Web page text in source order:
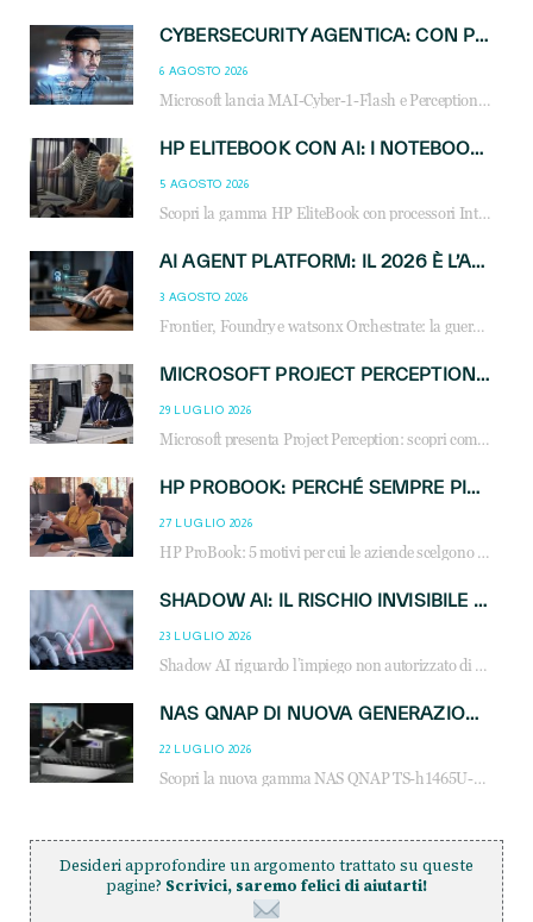
CYBERSECURITY AGENTICA: CON PERCEPTION E MAI-CYBER-1-FLASH MICROSOFT APRE NUOVI SERVIZI PER IL CANALE
6 AGOSTO 2026
Microsoft lancia MAI-Cyber-1-Flash e Perception: cybersecurity agentica in preview dal 3 novembre. Cosa cambia per MSP, system integrator e reseller.
HP ELITEBOOK CON AI: I NOTEBOOK BUSINESS INTELLIGENTI CHE TRASFORMANO PRODUTTIVITÀ, SICUREZZA E LAVORO IBRIDO
5 AGOSTO 2026
Scopri la gamma HP EliteBook con processori Intel® Core™ Ultra e AMD Ryzen™ AI. Notebook business progettati per aumentare la produttività, migliorare la collaborazione e garantire sicurezza avanzata in ufficio e in mobilità.
AI AGENT PLATFORM: IL 2026 È L’ANNO DEL «SISTEMA OPERATIVO» PER GLI AGENTI AZIENDALI
3 AGOSTO 2026
Frontier, Foundry e watsonx Orchestrate: la guerra delle piattaforme AI agent ridisegna il mercato IT. Cosa cambia per reseller, MSP e system integrator.
MICROSOFT PROJECT PERCEPTION: COME GLI AGENTI AI CAMBIERANNO SOC, CYBERSECURITY E SERVIZI MSP
29 LUGLIO 2026
Microsoft presenta Project Perception: scopri come gli agenti AI possono trasformare cybersecurity, SOC e servizi gestiti degli MSP.
HP PROBOOK: PERCHÉ SEMPRE PIÙ AZIENDE SCELGONO NOTEBOOK PROGETTATI PER IL LAVORO MODERNO
27 LUGLIO 2026
HP ProBook: 5 motivi per cui le aziende scelgono i notebook business HP per migliorare produttività, sicurezza e gestione dell’AI.
SHADOW AI: IL RISCHIO INVISIBILE CHE LE AZIENDE POSSONO GOVERNARE
23 LUGLIO 2026
Shadow AI riguardo l’impiego non autorizzato di sistemi AI all’interno dell’azienda. E’ una pratica che si diffonde a partire dai dipendenti fino ai dirigenti e mette a repentaglio la cybersecurity, con costi più elevati per le organizzazioni. Due recenti report illustrano il fenomeno e forniscono dati in merito
NAS QNAP DI NUOVA GENERAZIONE: PIÙ PRESTAZIONI, SCALABILITÀ E PROTEZIONE DEI DATI PER LE INFRASTRUTTURE IT MODERNE
22 LUGLIO 2026
Scopri la nuova gamma NAS QNAP TS-h1465U-RP, TS-h1065eU e TS-h665U: storage aziendale con ZFS, DDR5, E1.S NVMe e connettività 2.5GbE per backup, virtualizzazione e cybersecurity.
Desideri approfondire un argomento trattato su queste
pagine? Scrivici, saremo felici di aiutarti!